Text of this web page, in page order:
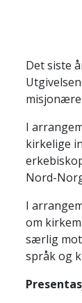
Det siste
I
kirkelige
Nord-
I
om
særlig mot
språk og